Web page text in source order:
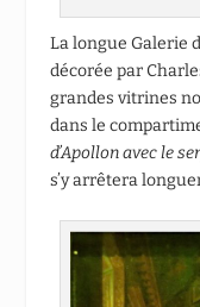
La longue Galerie
décorée par
grandes vitrines
dans le
d’Apollon avec le
s’y arrêtera